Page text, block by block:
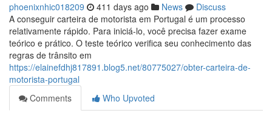
phoenixnhic018209 411 days ago News
Discuss
A conseguir carteira de motorista em Portugal é um processo
relativamente rápido. Para iniciá-lo, você precisa fazer exame
teórico e prático. O teste teórico verifica seu conhecimento das
regras de trânsito em
https://elainefdhj817891.blog5.net/80775027/obter-carteira-de-
motorista-portugal
Comments
Who Upvoted